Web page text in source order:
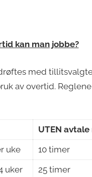
kan man jobbe?
med
av overtid.
UTEN
uke
10 timer
uker
25 timer